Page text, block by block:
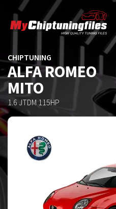
CHIPTUNING
ALFA ROMEO
MITO
1.6 JTDM 115HP